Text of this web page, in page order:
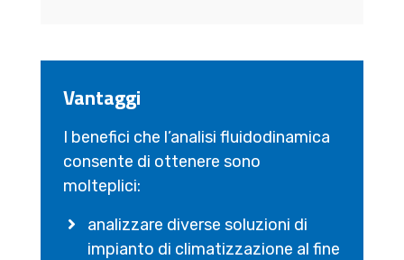
Vantaggi
I benefici che l’analisi fluidodinamica
consente di ottenere sono
molteplici:
analizzare diverse soluzioni di
impianto di climatizzazione al fine